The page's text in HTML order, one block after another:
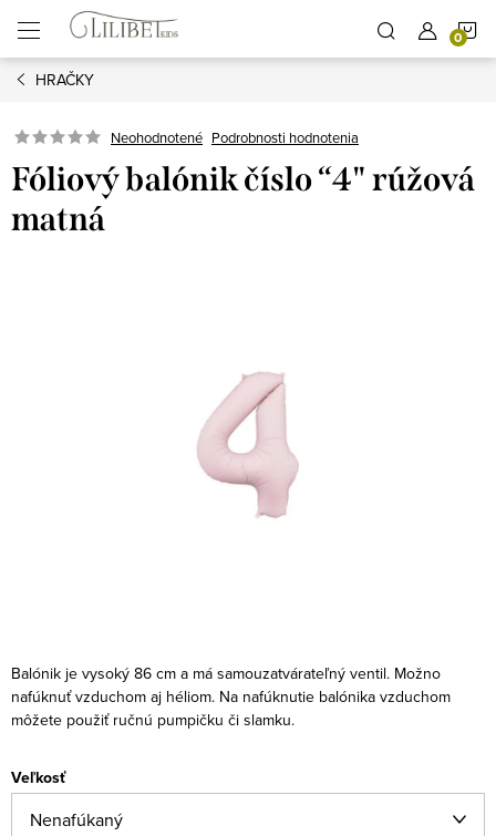
obsah
HRAČKY
Neohodnotené Podrobnosti hodnotenia
Fóliový balónik číslo “4" rúžová
matná
Balónik je vysoký 86 cm a má samouzatvárateľný ventil. Možno
nafúknuť vzduchom aj héliom. Na nafúknutie balónika vzduchom
môžete použiť ručnú pumpičku či slamku.
Veľkosť